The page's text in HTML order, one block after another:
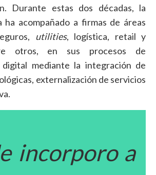
Durante estas dos décadas, la
ha acompañado a firmas de áreas
utilities, logística, retail y
otros, en sus procesos de
mediante la integración de
externalización de servicios
incorporo a